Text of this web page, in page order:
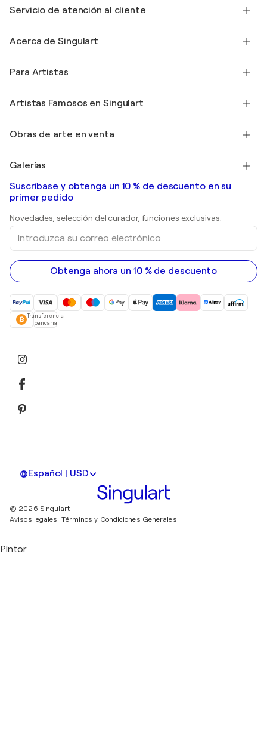
Servicio de atención al cliente
Envío
Ofrecer una tarjeta regalo
Unirse a nuestro programa comercial
Mi cuenta
Protección al comprador
+34 911 23 97 81
Acerca de Singulart
faq
Revista Singulart
Empleos
Descubre arte original seleccionado
Para Artistas
Inicie sesión como Artista
Artistas Famosos en Singulart
Marc Chagall
Banksy
Mr. Brainwash
Shepard Fairey
Obras de arte en venta
Pinturas abstractas en venta
pinturas de paisajes
Huellas dactilares
pinturas acrílicas
Galerías
Galerías de arte en España
Suscríbase y obtenga un 10 % de descuento en su
primer pedido
Novedades, selección del curador, funciones exclusivas.
Introduzca
correo
electrónico
Obtenga ahora un 10 % de descuento
Transferencia
bancaria
Español | USD
© 2026 Singulart
Avisos legales. Términos y Condiciones Generales
Pintor